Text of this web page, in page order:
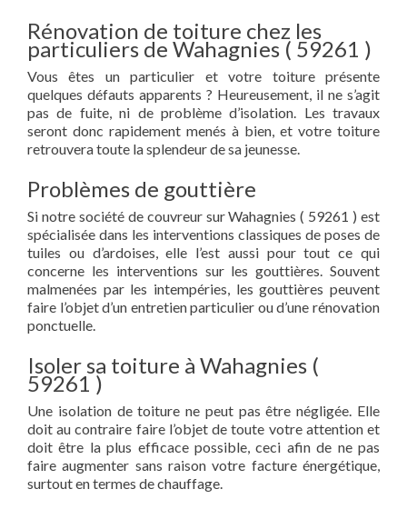
Rénovation de toiture chez les
particuliers de Wahagnies ( 59261 )
Vous êtes un particulier et votre toiture présente
quelques défauts apparents ? Heureusement, il ne s’agit
pas de fuite, ni de problème d’isolation. Les travaux
seront donc rapidement menés à bien, et votre toiture
retrouvera toute la splendeur de sa jeunesse.
Problèmes de gouttière
Si notre société de couvreur sur Wahagnies ( 59261 ) est
spécialisée dans les interventions classiques de poses de
tuiles ou d’ardoises, elle l’est aussi pour tout ce qui
concerne les interventions sur les gouttières. Souvent
malmenées par les intempéries, les gouttières peuvent
faire l’objet d’un entretien particulier ou d’une rénovation
ponctuelle.
Isoler sa toiture à Wahagnies (
59261 )
Une isolation de toiture ne peut pas être négligée. Elle
doit au contraire faire l’objet de toute votre attention et
doit être la plus efficace possible, ceci afin de ne pas
faire augmenter sans raison votre facture énergétique,
surtout en termes de chauffage.